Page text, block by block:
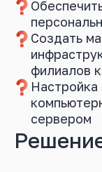
Создать
филиалов
Настройка
сервером